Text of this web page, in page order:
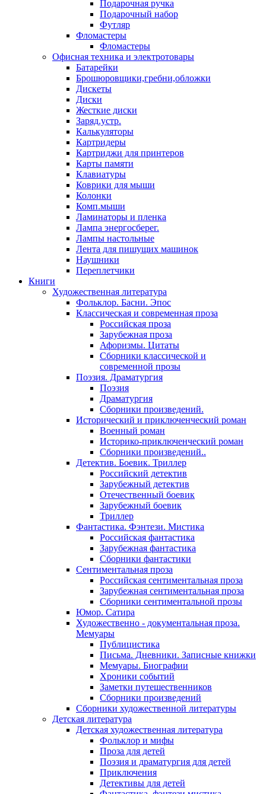
Подарочная ручка
Подарочный набор
Футляр
Фломастеры
Фломастеры
Офисная техника и электротовары
Батарейки
Брошюровщики,гребни,обложки
Дискеты
Диски
Жесткие диски
Заряд.устр.
Калькуляторы
Картридеры
Картриджи для принтеров
Карты памяти
Клавиатуры
Коврики для мыши
Колонки
Комп.мыши
Ламинаторы и пленка
Лампа энергосберег.
Лампы настольные
Лента для пишущих машинок
Наушники
Переплетчики
Книги
Художественная литература
Фольклор. Басни. Эпос
Классическая и современная проза
Российская проза
Зарубежная проза
Афоризмы. Цитаты
Сборники классической и
современной прозы
Поэзия. Драматургия
Поэзия
Драматургия
Сборники произведений.
Исторический и приключенческий роман
Военный роман
Историко-приключенческий роман
Сборники произведений..
Детектив. Боевик. Триллер
Российский детектив
Зарубежный детектив
Отечественный боевик
Зарубежный боевик
Триллер
Фантастика. Фэнтези. Мистика
Российская фантастика
Зарубежная фантастика
Сборники фантастики
Сентиментальная проза
Российская сентиментальная проза
Зарубежная сентиментальная проза
Сборники сентиментальной прозы
Юмор. Сатира
Художественно - документальная проза.
Мемуары
Публицистика
Письма. Дневники. Записные книжки
Мемуары. Биографии
Хроники событий
Заметки путешественников
Сборники произведений
Сборники художественной литературы
Детская литература
Детская художественная литература
Фольклор и мифы
Проза для детей
Поэзия и драматургия для детей
Приключения
Детективы для детей